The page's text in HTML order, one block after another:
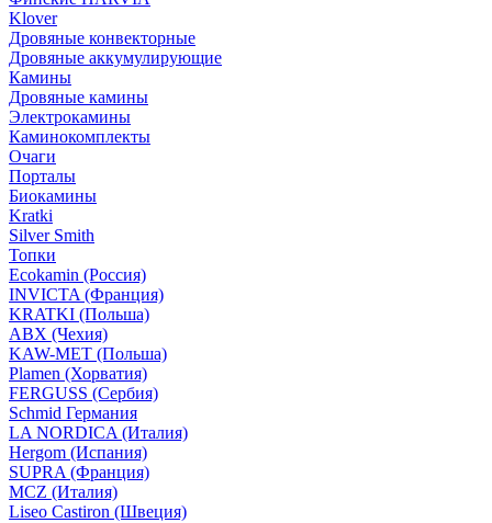
Klover
Дровяные конвекторные
Дровяные аккумулирующие
Камины
Дровяные камины
Электрокамины
Каминокомплекты
Очаги
Порталы
Биокамины
Kratki
Silver Smith
Топки
Ecokamin (Россия)
INVICTA (Франция)
KRATKI (Польша)
ABX (Чехия)
KAW-MET (Польша)
Plamen (Хорватия)
FERGUSS (Сербия)
Schmid Германия
LA NORDICA (Италия)
Hergom (Испания)
SUPRA (Франция)
MCZ (Италия)
Liseo Castiron (Швеция)